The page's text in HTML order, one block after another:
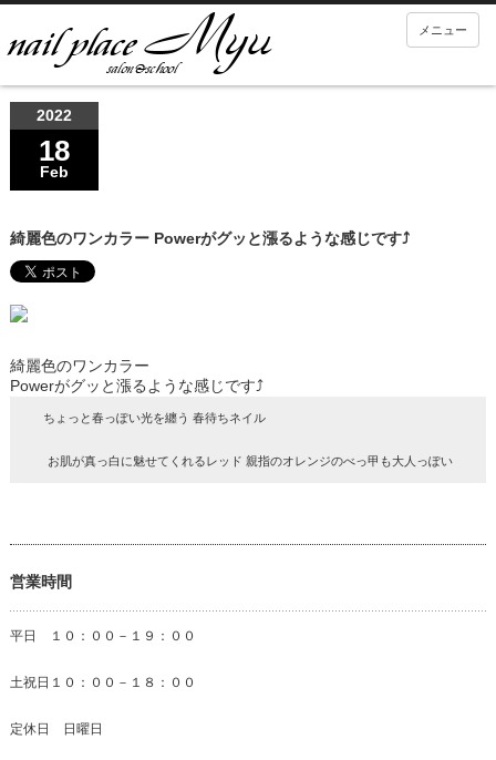
メニュー
2022
18
Feb
綺麗色のワンカラー Powerがグッと漲るような感じです⤴︎
綺麗色のワンカラー
Powerがグッと漲るような感じです⤴︎
ちょっと春っぽい光を纏う 春待ちネイル
お肌が真っ白に魅せてくれるレッド 親指のオレンジのべっ甲も大人っぽい
営業時間
平日 １０：００－１９：００
土祝日１０：００－１８：００
定休日 日曜日